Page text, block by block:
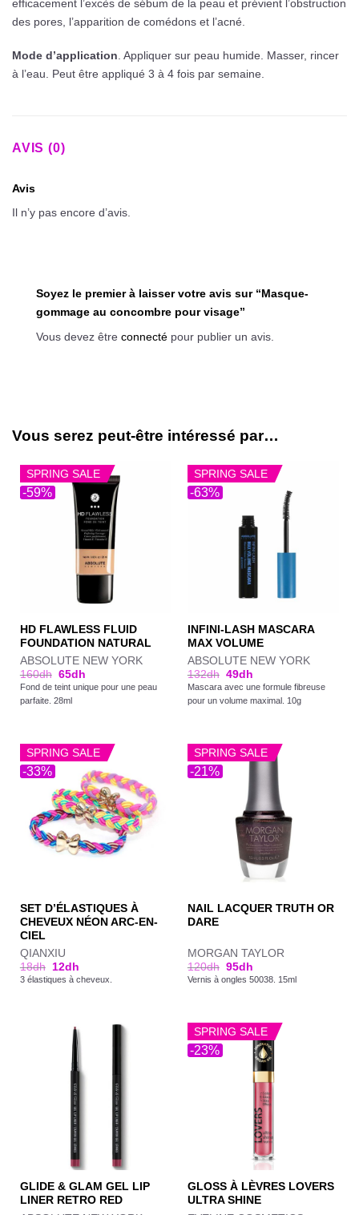
efficacement l’excès de sébum de la peau et prévient l’obstruction
des pores, l’apparition de comédons et l’acné.
Mode d’application . Appliquer sur peau humide. Masser, rincer
à l’eau. Peut être appliqué 3 à 4 fois par semaine.
AVIS (0)
Avis
Il n’y pas encore d’avis.
Soyez le premier à laisser votre avis sur “Masque-
gommage au concombre pour visage”
Vous devez être connecté pour publier un avis.
Vous serez peut-être intéressé par…
-59%
SPRING SALE
HD FLAWLESS FLUID
FOUNDATION NATURAL
ABSOLUTE NEW YORK
160dh 65dh
Fond de teint unique pour une peau
parfaite. 28ml
-63%
SPRING SALE
INFINI-LASH MASCARA
MAX VOLUME
ABSOLUTE NEW YORK
132dh 49dh
Mascara avec une formule fibreuse
pour un volume maximal. 10g
-33%
SPRING SALE
SET D’ÉLASTIQUES À
CHEVEUX NÉON ARC-EN-
CIEL
QIANXIU
18dh 12dh
3 élastiques à cheveux.
-21%
SPRING SALE
NAIL LACQUER TRUTH OR
DARE
MORGAN TAYLOR
120dh 95dh
Vernis à ongles 50038. 15ml
GLIDE & GLAM GEL LIP
LINER RETRO RED
-23%
SPRING SALE
GLOSS À LÈVRES LOVERS
ULTRA SHINE